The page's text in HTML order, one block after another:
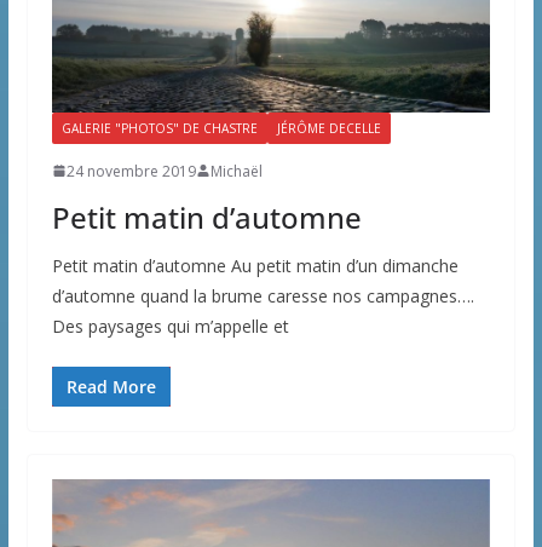
GALERIE "PHOTOS" DE CHASTRE JÉRÔME DECELLE
24 novembre 2019 Michaël
Petit matin d’automne
Petit matin d’automne Au petit matin d’un dimanche
d’automne quand la brume caresse nos campagnes….
Des paysages qui m’appelle et
Read More